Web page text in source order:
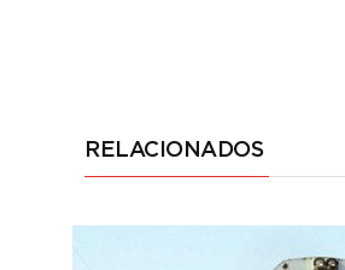
RELACIONADOS